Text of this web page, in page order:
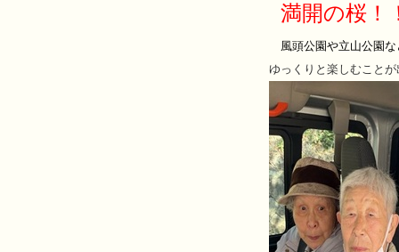
満開の桜！
風頭公園や立山公園な
ゆっくりと楽しむこと